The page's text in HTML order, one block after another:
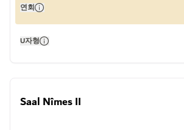
연회
U자형
Saal Nîmes II